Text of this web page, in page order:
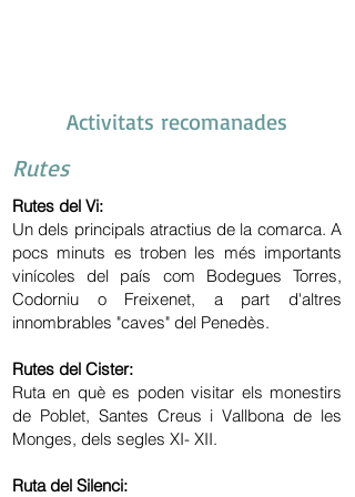
Activitats recomanades
Rutes
Rutes del Vi:
Un dels principals atractius de la comarca. A
pocs minuts es troben les més importants
vinícoles del país com Bodegues Torres,
Codorniu o Freixenet, a part d'altres
innombrables "caves" del Penedès.
Rutes del Cister:
Ruta en què es poden visitar els monestirs
de Poblet, Santes Creus i Vallbona de les
Monges, dels segles XI- XII.
Ruta del Silenci: